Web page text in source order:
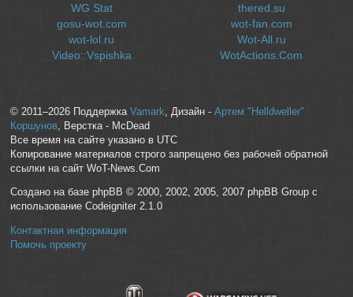
WG Stat
gosu-wot.com
wot-lol.ru
Video::Vspishka
thered.su
wot-fan.com
Wot-All.ru
WotActions.Com
© 2011–2026 Поддержка Vamark, Дизайн - Артем "Helldweller"
Коршунов, Верстка - McDead
Все время на сайте указано в UTC
Копирование материалов строго запрещено без рабочей обратной
ссылки на сайт WoT-News.Com
Создано на базе phpBB © 2000, 2002, 2005, 2007 phpBB Group с
использование Codeigniter 2.1.0
Контактная информация
Помочь проекту